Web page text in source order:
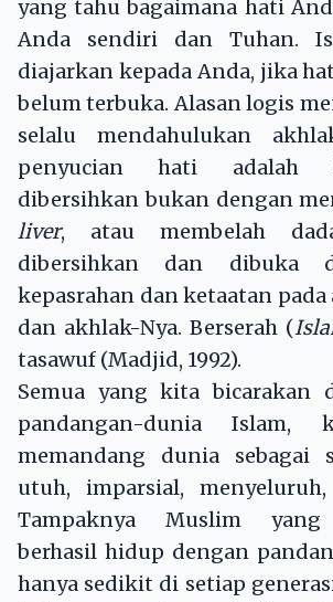
yang tahu bagaimana hati
Anda sendiri dan Tuhan.
diajarkan kepada Anda, jika
belum terbuka. Alasan logis
selalu mendahulukan
penyucian hati adalah
dibersihkan bukan dengan
liver, atau membelah
dibersihkan dan dibuka
kepasrahan dan ketaatan pada
dan akhlak-Nya. Berserah (
tasawuf (Madjid, 1992).
Semua yang kita bicarakan
pandangan-dunia Islam,
memandang dunia sebagai
utuh, imparsial,
Tampaknya Muslim yang
berhasil hidup dengan
hanya sedikit di setiap